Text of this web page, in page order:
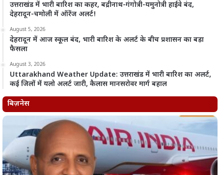
उत्तराखंड में भारी बारिश का कहर, बद्रीनाथ-गंगोत्री-यमुनोत्री हाईवे बंद,
देहरादून-चमोली में ऑरेंज अलर्ट!
August 5, 2026
देहरादून में आज स्कूल बंद, भारी बारिश के अलर्ट के बीच प्रशासन का बड़ा
फैसला
August 3, 2026
Uttarakhand Weather Update: उत्तराखंड में भारी बारिश का अलर्ट,
कई जिलों में यलो अलर्ट जारी, कैलास मानसरोवर मार्ग बहाल
बिज़नेस